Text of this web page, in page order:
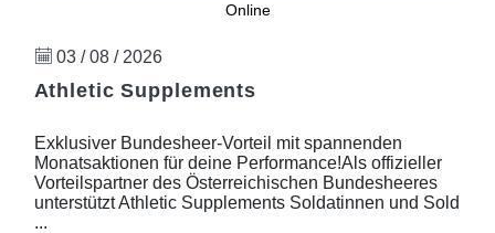
Online
03 / 08 / 2026
Athletic Supplements
Exklusiver Bundesheer-Vorteil mit spannenden
Monatsaktionen für deine Performance!Als offizieller
Vorteilspartner des Österreichischen Bundesheeres
unterstützt Athletic Supplements Soldatinnen und Sold
...